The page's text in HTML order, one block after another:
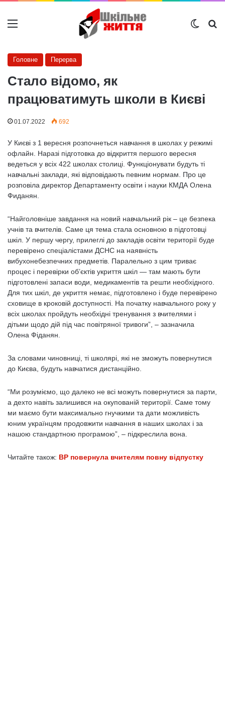
Меню
Головне Перерва
Стало відомо, як
працюватимуть школи в Києві
01.07.2022 692
У Києві з 1 вересня розпочнеться навчання в школах у режимі
офлайн. Наразі підготовка до відкриття першого вересня
ведеться у всіх 422 школах cтолиці. Функціонувати будуть ті
навчальні заклади, які відповідають певним нормам. Про це
розповіла директор Департаменту освіти і науки КМДА Олена
Фиданян.
“Найголовніше завдання на новий навчальний рік – це безпека
учнів та вчителів. Саме ця тема стала основною в підготовці
шкіл. У першу чергу, прилеглі до закладів освіти території буде
перевірено спеціалістами ДСНС на наявність
вибухонебезпечних предметів. Паралельно з цим триває
процес і перевірки об’єктів укриття шкіл — там мають бути
підготовлені запаси води, медикаментів та решти необхідного.
Для тих шкіл, де укриття немає, підготовлено і буде перевірено
сховище в кроковій доступності. На початку навчального року у
всіх школах пройдуть необхідні тренування з вчителями і
дітьми щодо дій під час повітряної тривоги”, – зазначила
Олена Фіданян.
За словами чиновниці, ті школярі, які не зможуть повернутися
до Києва, будуть навчатися дистанційно.
“Ми розуміємо, що далеко не всі можуть повернутися за парти,
а дехто навіть залишився на окупованій території. Саме тому
ми маємо бути максимально гнучкими та дати можливість
юним українцям продовжити навчання в наших школах і за
нашою стандартною програмою”, – підкреслила вона.
Читайте також: ВР повернула вчителям повну відпустку